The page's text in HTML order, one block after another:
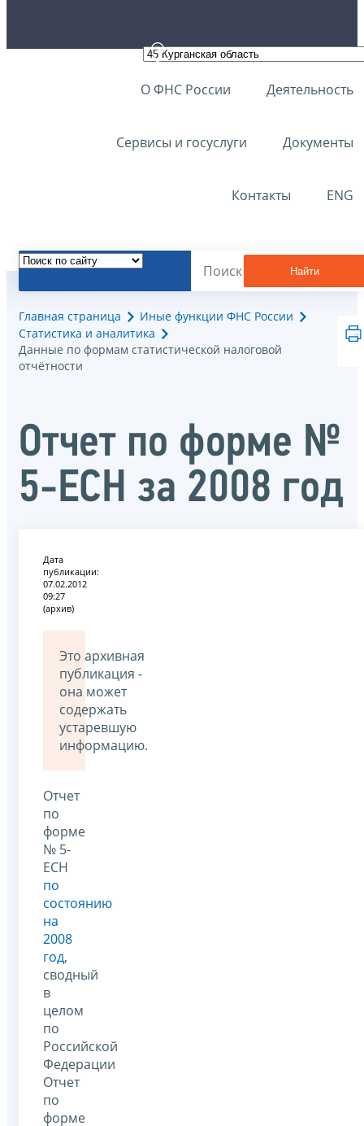
О ФНС России Деятельность
Сервисы и госуслуги Документы
Контакты ENG
Найти
Главная страница
Иные функции ФНС России
Статистика и аналитика
Данные по формам статистической налоговой
отчётности
Отчет по форме №
5-ЕСН за 2008 год
Дата
публикации:
07.02.2012
09:27
(архив)
Это архивная
публикация -
она может
содержать
устаревшую
информацию.
Отчет
по
форме
№ 5-
ЕСН
по
состоянию
на
2008
год,
сводный
в
целом
по
Российской
Федерации
Отчет
по
форме